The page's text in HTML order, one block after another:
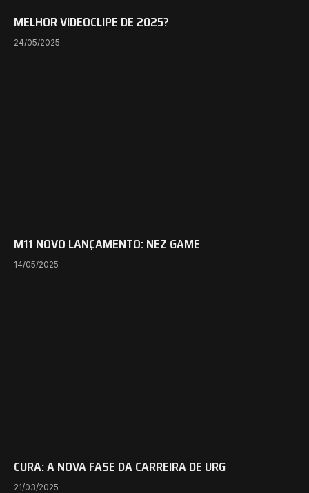
MELHOR VIDEOCLIPE DE 2025?
24/05/2025
M11 NOVO LANÇAMENTO: NEZ GAME
14/05/2025
CURA: A NOVA FASE DA CARREIRA DE URG
21/03/2025